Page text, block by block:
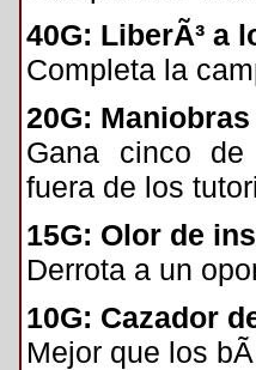
40G: LiberÃ³ a
Completa la
20G:
Gana cinco de
fuera de los
15G: Olor de
Derrota a un
10G: Cazador
Mejor que los